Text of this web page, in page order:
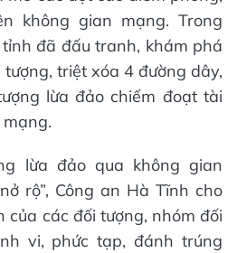
không gian mạng. Trong
đã đấu tranh, khám phá
triệt xóa 4 đường dây,
lừa đảo chiếm đoạt tài
lừa đảo qua không gian
rộ”, Công an Hà Tĩnh cho
của các đối tượng, nhóm đối
vi, phức tạp, đánh trúng